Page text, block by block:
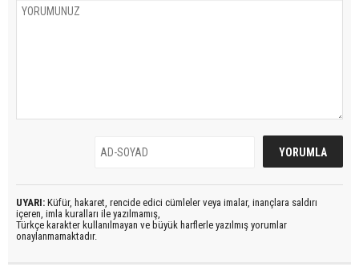
UYARI: Küfür, hakaret, rencide edici cümleler veya imalar, inançlara saldırı
içeren, imla kuralları ile yazılmamış,
Türkçe karakter kullanılmayan ve büyük harflerle yazılmış yorumlar
onaylanmamaktadır.